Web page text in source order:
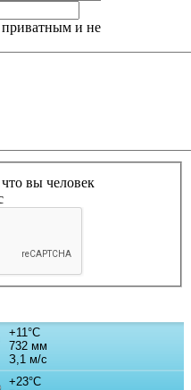
приватным и не
вы человек